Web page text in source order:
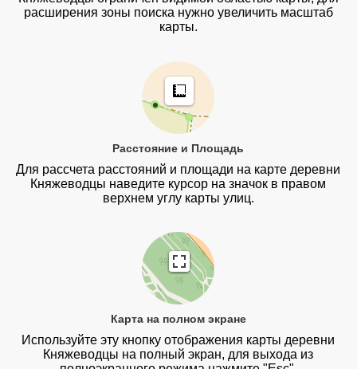
расширения зоны поиска нужно увеличить масштаб
карты.
Расстояние и Площадь
Для рассчета расстояний и площади на карте деревни
Княжеводцы наведите курсор на значок в правом
верхнем углу карты улиц.
Карта на полном экране
Используйте эту кнопку отображения карты деревни
Княжеводцы на полный экран, для выхода из